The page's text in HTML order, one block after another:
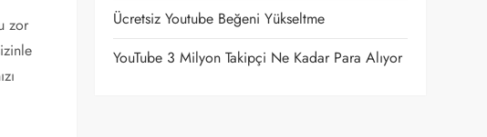
zor
Ücretsiz Youtube Beğeni Yükseltme
YouTube 3 Milyon Takipçi Ne Kadar Para Alıyor